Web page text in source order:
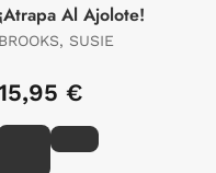
¡Atrapa Al Ajolote!
BROOKS, SUSIE
€